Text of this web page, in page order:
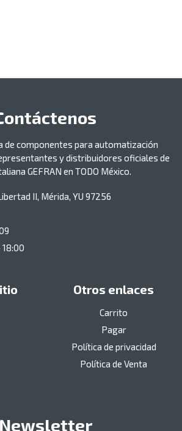
de componentes para automatización
y distribuidores oficiales de
GEFRAN en TODO México.
II, Mérida, YU 97256
Otros enlaces
Carrito
Pagar
Política de privacidad
Política de Venta
Newsletter